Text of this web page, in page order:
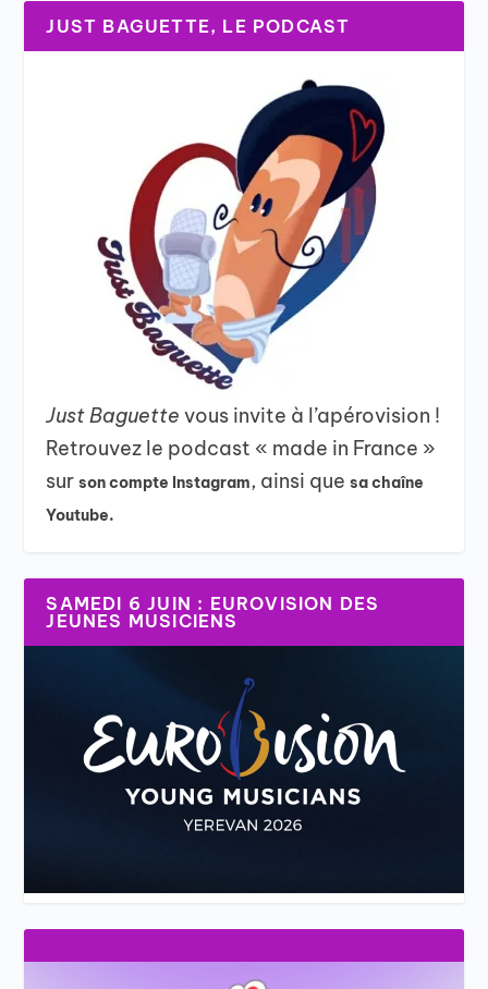
JUST BAGUETTE, LE PODCAST
Just Baguettevous invite à l’apérovision !
Retrouvez le podcast « made in France »
surson compte Instagram, ainsi quesa chaîne
Youtube.
SAMEDI 6 JUIN : EUROVISION DES
JEUNES MUSICIENS